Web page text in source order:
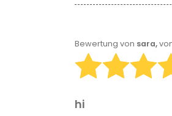
Bewertung von sara,
hi